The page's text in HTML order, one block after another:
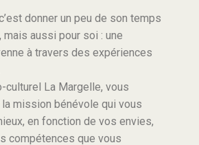
donner un peu de son temps
mais aussi pour soi : une
à travers des expériences
culturel La Margelle, vous
mission bénévole qui vous
en fonction de vos envies,
compétences que vous